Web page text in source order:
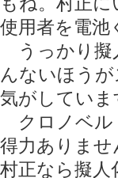
使用者を電
うっかり擬
んないほう
気がしていま
クロノベル
得力ありませ
村正なら擬